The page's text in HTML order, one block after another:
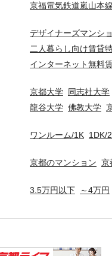
京福電気鉄道嵐山本
デザイナーズマンシ
二人暮らし向け賃貸
インターネット無料
京都大学 同志社大学
龍谷大学 佛教大学
ワンルーム/1K 1DK/
京都のマンション 京
3.5万円以下 ～4万円